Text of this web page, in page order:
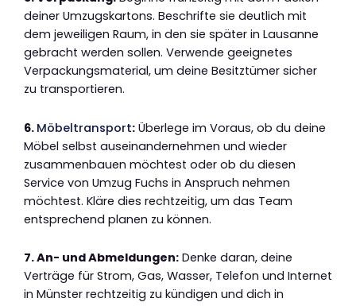
deiner Umzugskartons. Beschrifte sie deutlich mit
dem jeweiligen Raum, in den sie später in Lausanne
gebracht werden sollen. Verwende geeignetes
Verpackungsmaterial, um deine Besitztümer sicher
zu transportieren.
6. Möbeltransport: Überlege im Voraus, ob du deine
Möbel selbst auseinandernehmen und wieder
zusammenbauen möchtest oder ob du diesen
Service von Umzug Fuchs in Anspruch nehmen
möchtest. Kläre dies rechtzeitig, um das Team
entsprechend planen zu können.
7. An- und Abmeldungen: Denke daran, deine
Verträge für Strom, Gas, Wasser, Telefon und Internet
in Münster rechtzeitig zu kündigen und dich in